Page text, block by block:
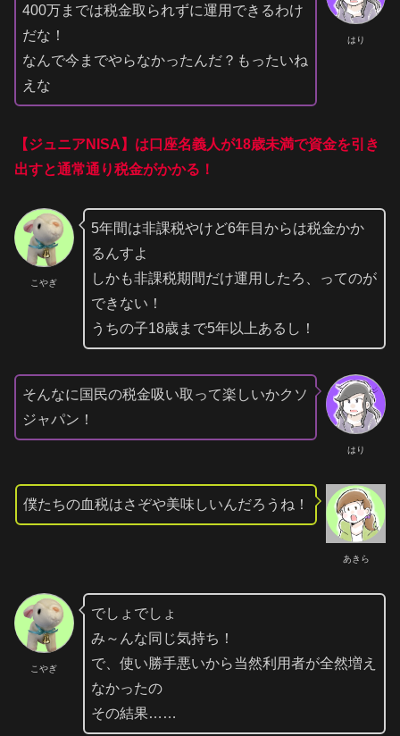
はり
400万までは税金取られずに運用できるわけ
だな！
なんで今までやらなかったんだ？もったいね
えな
【ジュニアNISA】は口座名義人が18歳未満で資金を引き
出すと通常通り税金がかかる！
こやぎ
5年間は非課税やけど6年目からは税金かか
るんすよ
しかも非課税期間だけ運用したろ、ってのが
できない！
うちの子18歳まで5年以上あるし！
はり
そんなに国民の税金吸い取って楽しいかクソ
ジャパン！
あきら
僕たちの血税はさぞや美味しいんだろうね！
こやぎ
でしょでしょ
み～んな同じ気持ち！
で、使い勝手悪いから当然利用者が全然増え
なかったの
その結果……